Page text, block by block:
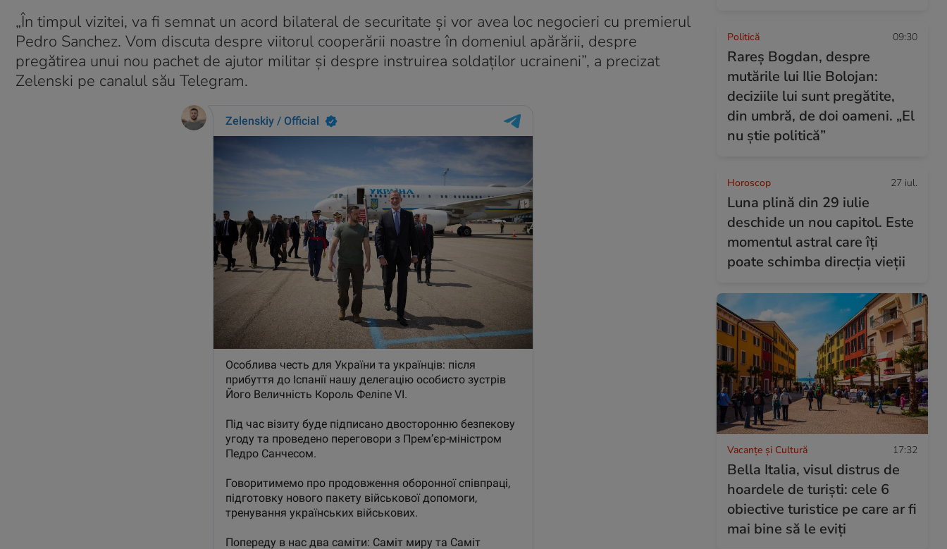
„În timpul vizitei, va fi semnat un acord bilateral de securitate și vor avea loc negocieri cu premierul
Pedro Sanchez. Vom discuta despre viitorul cooperării noastre în domeniul apărării, despre
pregătirea unui nou pachet de ajutor militar și despre instruirea soldaților ucraineni”, a precizat
Zelenski pe canalul său Telegram.
Politică 09:30
Rareș Bogdan, despre
mutările lui Ilie Bolojan:
deciziile lui sunt pregătite,
din umbră, de doi oameni. „El
nu știe politică”
Horoscop 27 iul.
Luna plină din 29 iulie
deschide un nou capitol. Este
momentul astral care îți
poate schimba direcția vieții
Vacanțe și Cultură 17:32
Bella Italia, visul distrus de
hoardele de turiști: cele 6
obiective turistice pe care ar fi
mai bine să le eviți